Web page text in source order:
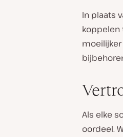
In plaats
koppelen
Als elke
oordeel.